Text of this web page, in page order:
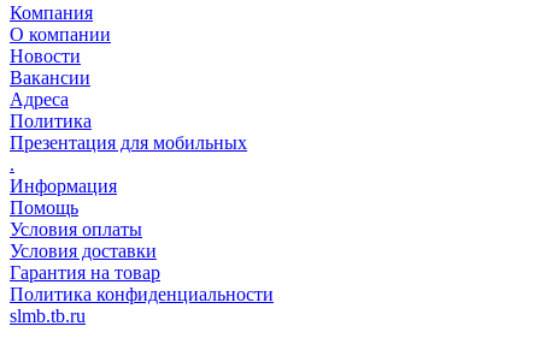
Компания
О компании
Новости
Вакансии
Адреса
Политика
Презентация для мобильных
.
Информация
Помощь
Условия оплаты
Условия доставки
Гарантия на товар
Политика конфиденциальности
slmb.tb.ru